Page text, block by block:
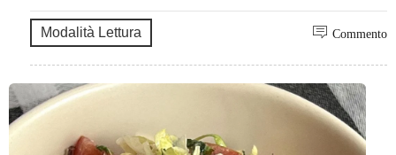
Modalità Lettura Commento